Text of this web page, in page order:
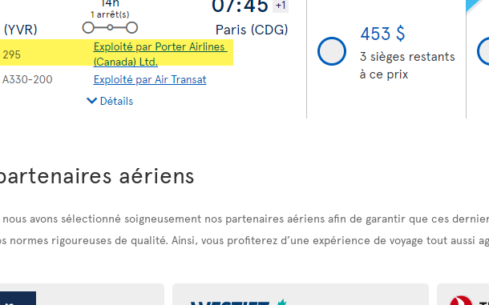
aériens
nous avons sélectionné soigneusement nos partenaires aériens afin de garantir que ces
normes rigoureuses de qualité. Ainsi, vous profiterez d’une expérience de voyage tout aussi